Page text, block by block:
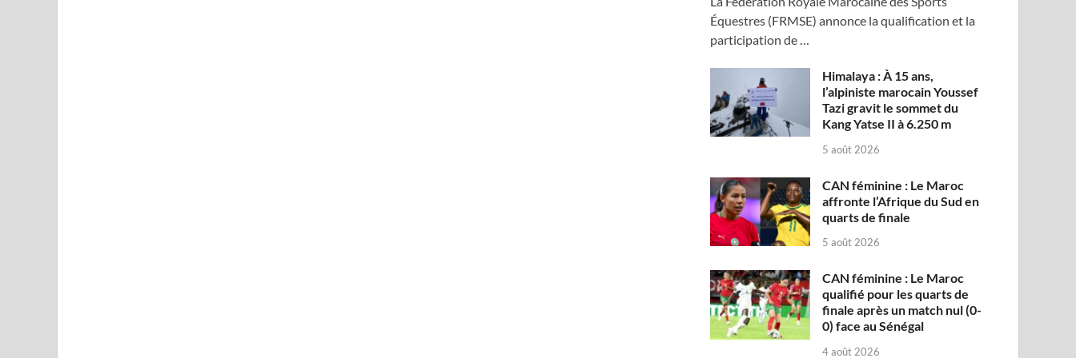
Équestres (FRMSE) annonce la qualification et la
participation de …
Himalaya : À 15 ans,
l’alpiniste marocain Youssef
Tazi gravit le sommet du
Kang Yatse II à 6.250 m
5 août 2026
CAN féminine : Le Maroc
affronte l’Afrique du Sud en
quarts de finale
5 août 2026
CAN féminine : Le Maroc
qualifié pour les quarts de
finale après un match nul (0-
0) face au Sénégal
4 août 2026